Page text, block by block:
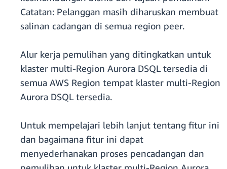
Catatan: Pelanggan masih diharuskan membuat
salinan cadangan di semua region peer.
Alur kerja pemulihan yang ditingkatkan untuk
klaster multi-Region Aurora DSQL tersedia di
semua AWS Region tempat klaster multi-Region
Aurora DSQL tersedia.
Untuk mempelajari lebih lanjut tentang fitur ini
dan bagaimana fitur ini dapat
menyederhanakan proses pencadangan dan